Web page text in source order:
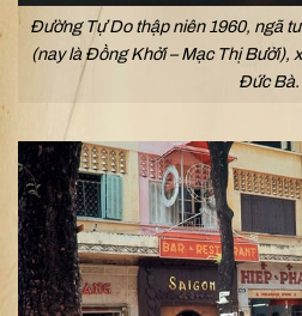
Đường Tự Do thập niên 1960, ngã
(nay là Đồng Khởi – Mạc Thị Bưởi),
Đức Bà.